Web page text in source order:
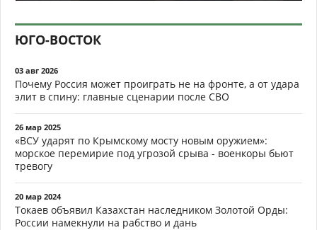
ЮГО-ВОСТОК
03 авг 2026
Почему Россия может проиграть не на фронте, а от удара
элит в спину: главные сценарии после СВО
26 мар 2025
«ВСУ ударят по Крымскому мосту новым оружием»:
морское перемирие под угрозой срыва - военкоры бьют
тревогу
20 мар 2024
Токаев объявил Казахстан наследником Золотой Орды:
России намекнули на рабство и дань